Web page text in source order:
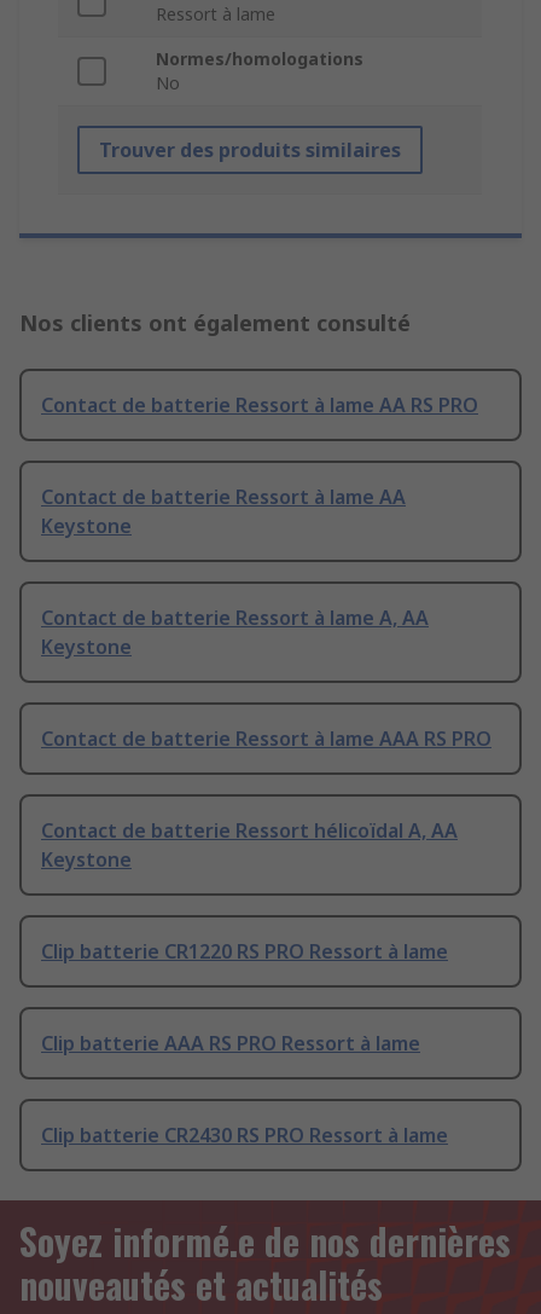
Ressort à lame
Normes/homologations
No
Trouver des produits similaires
Nos clients ont également consulté
Contact de batterie Ressort à lame AA RS PRO
Contact de batterie Ressort à lame AA
Keystone
Contact de batterie Ressort à lame A, AA
Keystone
Contact de batterie Ressort à lame AAA RS PRO
Contact de batterie Ressort hélicoïdal A, AA
Keystone
Clip batterie CR1220 RS PRO Ressort à lame
Clip batterie AAA RS PRO Ressort à lame
Clip batterie CR2430 RS PRO Ressort à lame
Soyez informé.e de nos dernières
nouveautés et actualités